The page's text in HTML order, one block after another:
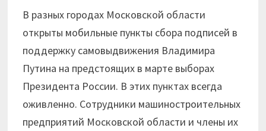
В разных городах Московской области
открыты мобильные пункты сбора подписей в
поддержку самовыдвижения Владимира
Путина на предстоящих в марте выборах
Президента России. В этих пунктах всегда
оживленно. Сотрудники машиностроительных
предприятий Московской области и члены их